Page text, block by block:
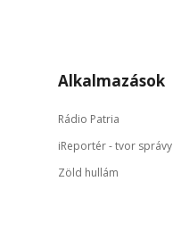
Alkalmazások
Rádio Patria
iReportér - tvor správy
Zöld hullám